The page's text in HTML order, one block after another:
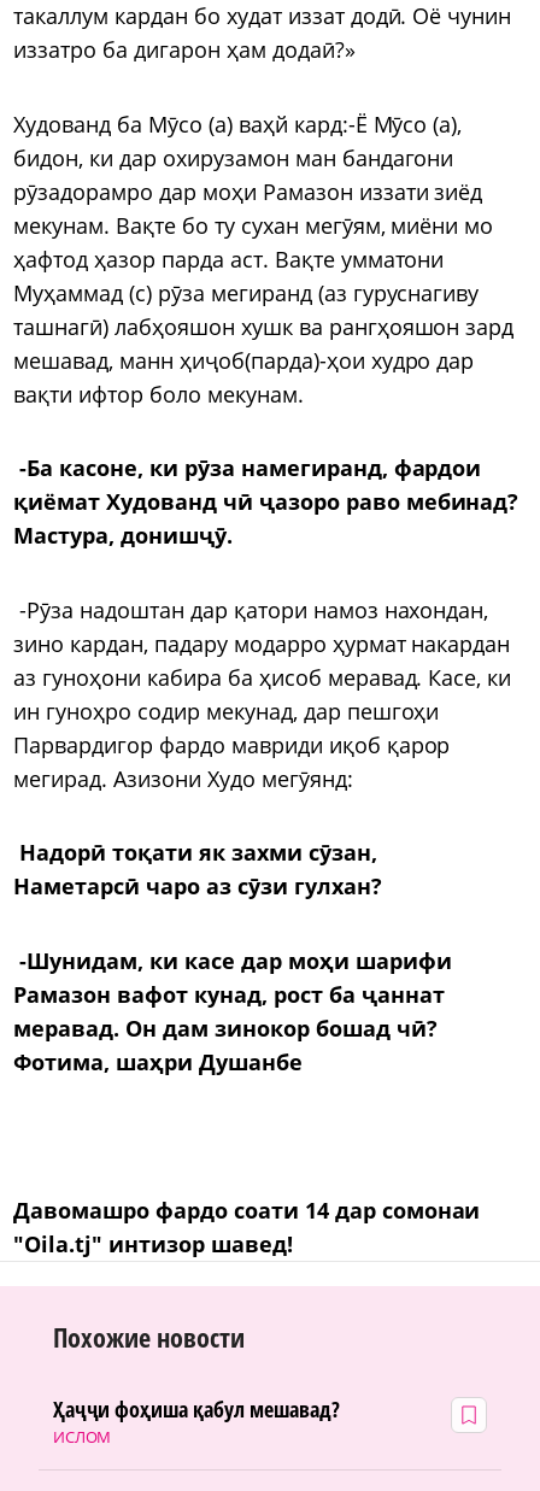
такаллум кардан бо худат иззат додӣ. Оё чунин
иззатро ба дигарон ҳам додаӣ?»
Худованд ба Мӯсо (а) ваҳй кард:-Ё Мӯсо (а),
бидон, ки дар охирузамон ман бандагони
рӯзадорамро дар моҳи Рамазон иззати зиёд
мекунам. Вақте бо ту сухан мегӯям, миёни мо
ҳафтод ҳазор парда аст. Вақте умматони
Муҳаммад (с) рӯза мегиранд (аз гуруснагиву
ташнагӣ) лабҳояшон хушк ва рангҳояшон зард
мешавад, манн ҳиҷоб(парда)-ҳои худро дар
вақти ифтор боло мекунам.
-Ба касоне, ки рӯза намегиранд, фардои
қиёмат Худованд чӣ ҷазоро раво мебинад?
Мастура, донишҷӯ.
-Рӯза надоштан дар қатори намоз нахондан,
зино кардан, падару модарро ҳурмат накардан
аз гуноҳони кабира ба ҳисоб меравад. Касе, ки
ин гуноҳро содир мекунад, дар пешгоҳи
Парвардигор фардо мавриди иқоб қарор
мегирад. Азизони Худо мегӯянд:
Надорӣ тоқати як захми сӯзан,
Наметарсӣ чаро аз сӯзи гулхан?
-Шунидам, ки касе дар моҳи шарифи
Рамазон вафот кунад, рост ба ҷаннат
меравад. Он дам зинокор бошад чӣ?
Фотима, шаҳри Душанбе
Давомашро фардо соати 14 дар сомонаи
"Oila.tj" интизор шавед!
Похожие новости
ИСЛОМ
Ҳаҷҷи фоҳиша қабул мешавад?